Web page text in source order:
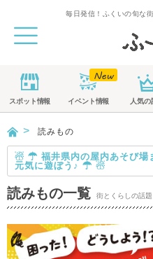
毎日発信！ふくいの旬な
スポット情報 イベント情報 人気の
読みもの
☃ ☂ 福井県内の屋内あそび場
元気に遊ぼう♪ ☂ ☃
読みもの一覧 街とくらしの話